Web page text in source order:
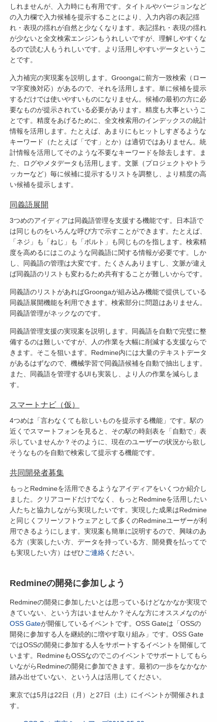
しれませんが、入力時にも有用です。タイトルやバージョンなど
の入力欄で入力候補を提示することにより、入力内容の表記揺
れ・表現の揺れが自然と少なくなります。表記揺れ・表現の揺れ
が少ないと全文検索エンジンもうれしいですが、理解しやすくな
るので読む人もうれしいです。より活用しやすいデータというこ
とです。
入力補完の実現案を説明します。Groongaに前方一致検索（ロー
マ字変換対応）があるので、それを活用します。単に候補を提示
するだけでは使いやすいものになりません。候補の最初の方に必
要なものが提示されている必要があります。精度も大事というこ
とです。精度をあげるために、全文検索用のインデックスの統計
情報を活用します。たとえば、あまりにもヒットしすぎるような
キーワード（たとえば「です」とか）は適切ではありません。統
計情報を活用してそのような不要なキーワードを除去します。ま
た、ログやメタデータも活用します。文脈（プロジェクトやトラ
ッカーなど）毎に候補に提示するリストを調整し、より精度の高
い候補を提示します。
同義語展開
3つめのアイディアは同義語管理を支援する機能です。日本語で
は同じものをいろんな呼び方で示すことができます。たとえば、
「ネジ」も「ねじ」も「ボルト」も同じものを指します。検索精
度を高めるにはこのような同義語に関する情報が必要です。しか
し、同義語の管理は大変です。たくさんありますし、文脈が違え
ば同義語のリストも変わるため共有することが難しいからです。
同義語のリストがあればGroongaが組み込み機能で提供している
同義語展開機能を利用できます。検索部分に問題はありません。
同義語管理がネックなのです。
同義語管理支援の実現案を説明します。同義語を自動で完璧に整
備するのは難しいですが、人の作業を大幅に削減する支援ならで
きます。そこを狙います。Redmine内には大量のテキストデータ
があるはずなので、機械学習で同義語候補を自動で抽出します。
また、同義語を管理するUIも実装し、より人の作業を減らしま
す。
スマートナビ（仮）
4つめは「言わなくても欲しいものを提示する機能」です。駅の
近くでスマートフォンを見ると、その駅の時刻表を「自動で」表
示していませんか？そのように、現在のユーザーの状況から欲し
そうなものを自動で検索して提示する機能です。
共同開発者募集
もっとRedmineを活用できるようなアイディアをいくつか紹介し
ました。クリアコードだけでなく、もっとRedmineを活用したい
人たちと協力しながら実現したいです。実現した成果はRedmine
と同じくフリーソフトウェアとして多くのRedmineユーザーが利
用できるようにします。実現案も簡単に説明するので、興味のあ
る方（実装したい方、データを持っている方、開発費を払ってで
も実現したい方）はぜひご連絡ください。
Redmineの開発に参加しよう
Redmineの開発に参加したいとは思っているけどなかなか実現で
きていない、という方はいませんか？そんな方にオススメなのが
OSS Gateが開催しているイベントです。OSS Gateは「OSSの
開発に参加する人を継続的に増やす取り組み」です。OSS Gate
ではOSSの開発に参加する人をサポートするイベントを開催して
います。RedmineもOSSなのでこのイベントでサポートしてもら
いながらRedmineの開発に参加できます。最初の一歩をなかなか
踏み出せていない、という人は活用してください。
東京では5月は22日（月）と27日（土）にイベントが開催されま
す。